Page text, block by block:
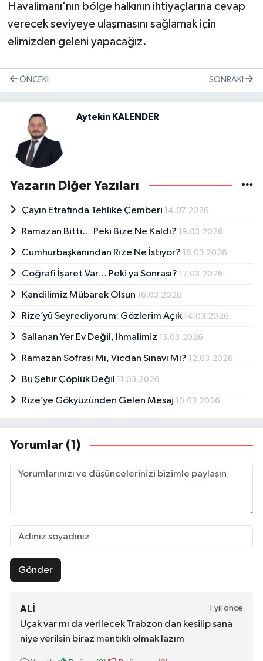
Havalimanı'nın bölge halkının ihtiyaçlarına cevap
verecek seviyeye ulaşmasını sağlamak için
elimizden geleni yapacağız.
ÖNCEKI SONRAKI
Aytekin KALENDER
Yazarın Diğer Yazıları
Çayın Etrafında Tehlike Çemberi 14.07.2026
Ramazan Bitti… Peki Bize Ne Kaldı? 19.03.2026
Cumhurbaşkanından Rize Ne İstiyor? 18.03.2026
Coğrafi İşaret Var… Peki ya Sonrası? 17.03.2026
Kandilimiz Mübarek Olsun 16.03.2026
Rize’yü Seyrediyorum: Gözlerim Açık 14.03.2026
Sallanan Yer Ev Değil, İhmalimiz 13.03.2026
Ramazan Sofrası Mı, Vicdan Sınavı Mı? 12.03.2026
Bu Şehir Çöplük Değil 11.03.2026
Rize’ye Gökyüzünden Gelen Mesaj 10.03.2026
Yorumlar (1)
Gönder
ALI 1 yıl önce
Uçak var mı da verilecek Trabzon dan kesilip sana
niye verilsin biraz mantıklı olmak lazım